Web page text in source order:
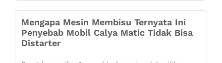
Mengapa Mesin Membisu Ternyata Ini
Penyebab Mobil Calya Matic Tidak Bisa
Distarter